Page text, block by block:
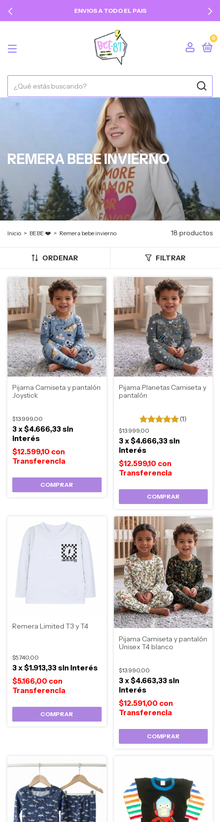
ENVIOS A TODO EL PAIS
0
REMERA BEBE INVIERNO
Inicio > BEBE ❤️ > Remera bebe invierno 18 productos
ORDENAR FILTRAR
Pijama Camiseta y pantalón
Joystick
$13.999,00
$12.599,10 con
3 x$4.666,33sin
interés
COMPRAR
Pijama Planetas Camiseta y
pantalón
(1)
$13.999,00
$12.599,10 con
3 x$4.666,33sin
interés
COMPRAR
Remera Limited T3 y T4
$5.740,00
$5.166,00 con
3x$1.913,33sin interés
COMPRAR
Pijama Camiseta y pantalón
Unisex T4 blanco
$13.990,00
$12.591,00 con
3x$4.663,33sin
interés
COMPRAR